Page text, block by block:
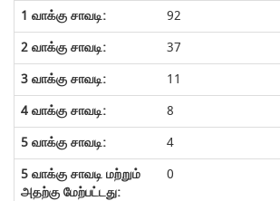
92
37
11
8
4
0